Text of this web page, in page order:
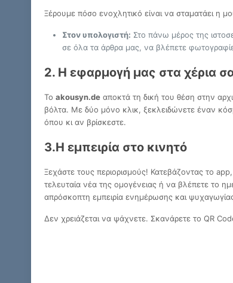
Ξέρουμε πόσο ενοχλητικό είναι να σταματάει η
Στον υπολογιστή: Στο πάνω μέρος της
σε όλα τα άρθρα μας, να βλέπετε
2. Η εφαρμογή μας στα χέρια
Τοakousyn.de αποκτά τη δική του θέση στην
βόλτα. Με δύο μόνο κλικ, ξεκλειδώνετε έναν
όπου κι αν βρίσκεστε.
3.Η εμπειρία στο κινητό
Ξεχάστε τους περιορισμούς! Κατεβάζοντας το
τελευταία νέα της ομογένειας ή να βλέπετε το
απρόσκοπτη εμπειρία ενημέρωσης και
Δεν χρειάζεται να ψάχνετε. Σκανάρετε το QR